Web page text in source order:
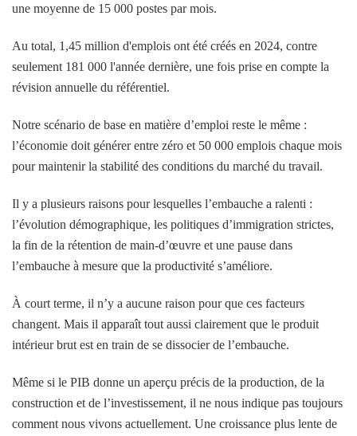
une moyenne de 15 000 postes par mois.
Au total, 1,45 million d'emplois ont été créés en 2024, contre
seulement 181 000 l'année dernière, une fois prise en compte la
révision annuelle du référentiel.
Notre scénario de base en matière d’emploi reste le même :
l’économie doit générer entre zéro et 50 000 emplois chaque mois
pour maintenir la stabilité des conditions du marché du travail.
Il y a plusieurs raisons pour lesquelles l’embauche a ralenti :
l’évolution démographique, les politiques d’immigration strictes,
la fin de la rétention de main-d’œuvre et une pause dans
l’embauche à mesure que la productivité s’améliore.
À court terme, il n’y a aucune raison pour que ces facteurs
changent. Mais il apparaît tout aussi clairement que le produit
intérieur brut est en train de se dissocier de l’embauche.
Même si le PIB donne un aperçu précis de la production, de la
construction et de l’investissement, il ne nous indique pas toujours
comment nous vivons actuellement. Une croissance plus lente de